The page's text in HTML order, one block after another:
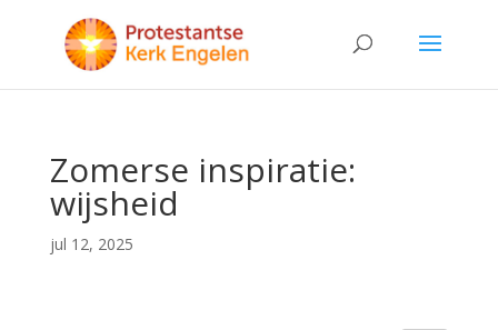
Zomerse inspiratie:
wijsheid
jul 12, 2025